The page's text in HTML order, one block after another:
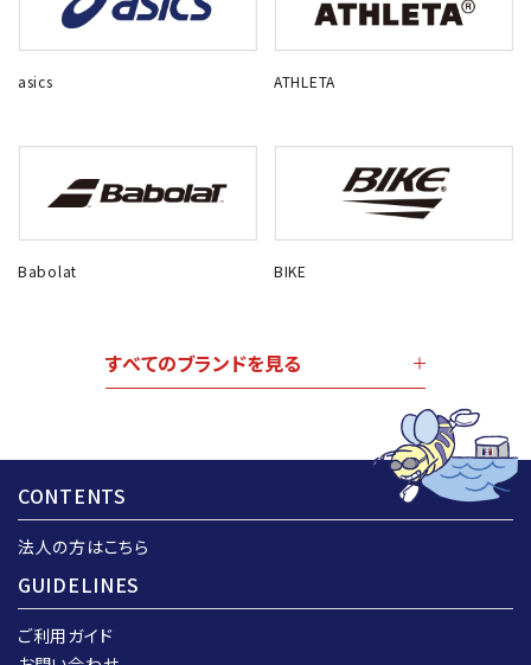
asics ATHLETA
Babolat BIKE
すべてのブランドを見る
CONTENTS
法人の方はこちら
GUIDELINES
ご利用ガイド